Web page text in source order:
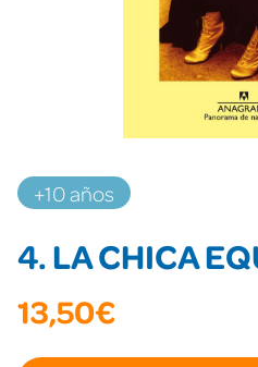
+10 años
4. LA CHICA
13,50€